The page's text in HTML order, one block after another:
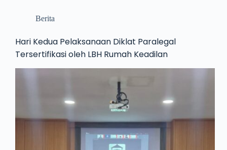
Berita
Hari Kedua Pelaksanaan Diklat Paralegal
Tersertifikasi oleh LBH Rumah Keadilan